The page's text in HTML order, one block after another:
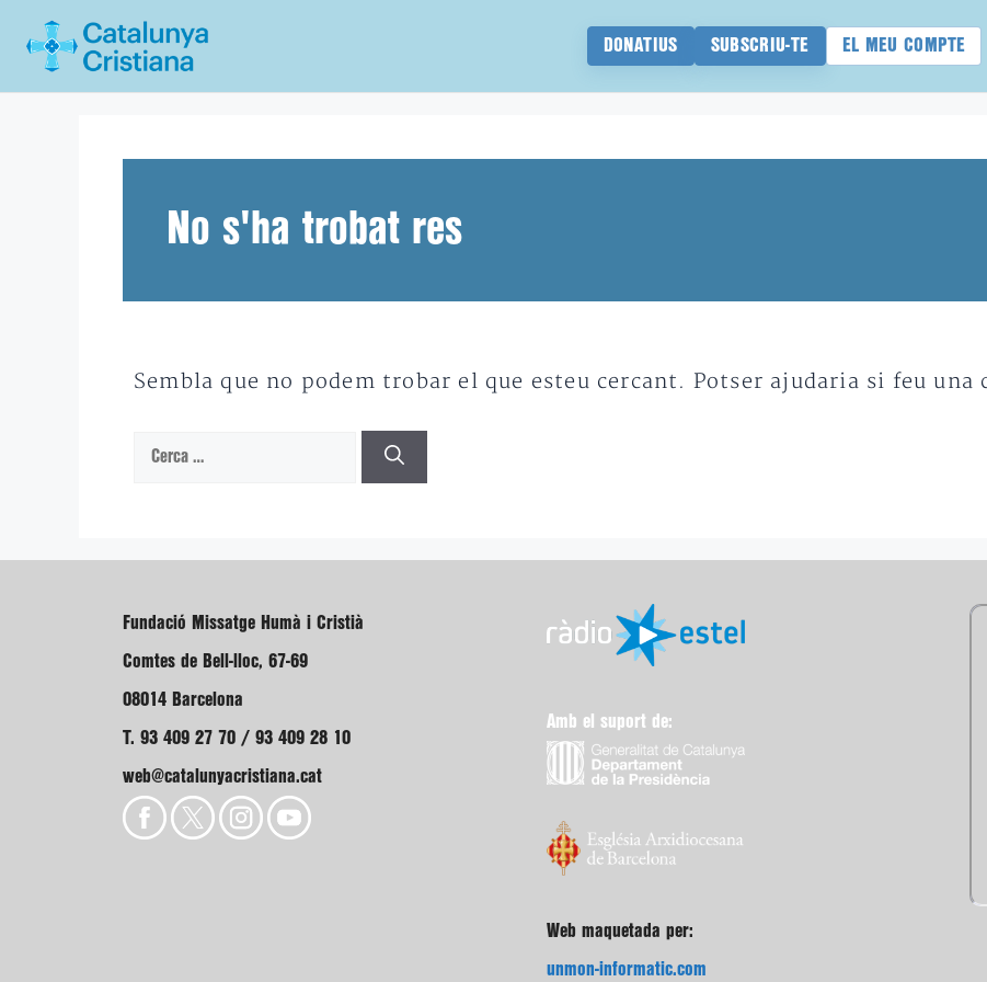
DONATIUS SUBSCRIU-TE EL MEU COMPTE
No s'ha trobat res
Sembla que no podem trobar el que esteu cercant. Potser ajudaria si feu una
Cerca:
Fundació Missatge Humà i Cristià
Comtes de Bell-lloc, 67-69
08014 Barcelona
T. 93 409 27 70 / 93 409 28 10
web@catalunyacristiana.cat
Amb el suport de:
Web maquetada per:
unmon-informatic.com